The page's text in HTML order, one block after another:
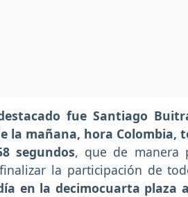
fue Santiago
la mañana, hora Colombia,
segundos, que de manera
la participación de
en la decimocuarta plaza